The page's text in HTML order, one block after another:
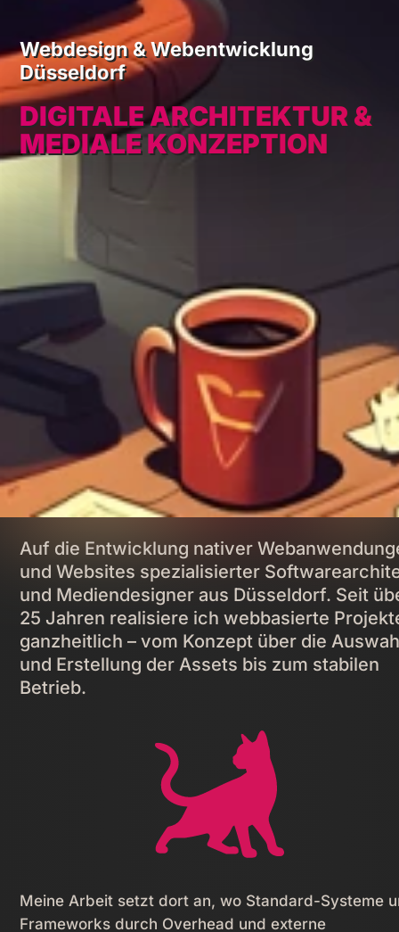
Webdesign & Webentwicklung
Düsseldorf
DIGITALE ARCHITEKTUR &
MEDIALE KONZEPTION
Auf die Entwicklung nativer
und Websites spezialisierter
und Mediendesigner aus Düsseldorf. Seit
25 Jahren realisiere ich webbasierte
ganzheitlich – vom Konzept über die
und Erstellung der Assets bis zum stabilen
Betrieb.
Meine Arbeit setzt dort an, wo Standard-Systeme
Frameworks durch Overhead und externe